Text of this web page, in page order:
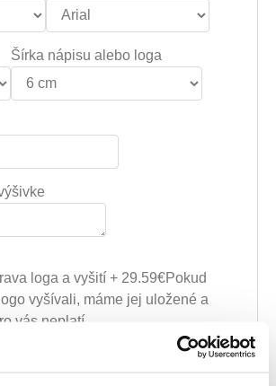
Šírka nápisu alebo loga
loga a vyšití + 29.59€Pokud
vyšívali, máme jej uložené a
vás neplatí.
Pokud jste si u nás již logo